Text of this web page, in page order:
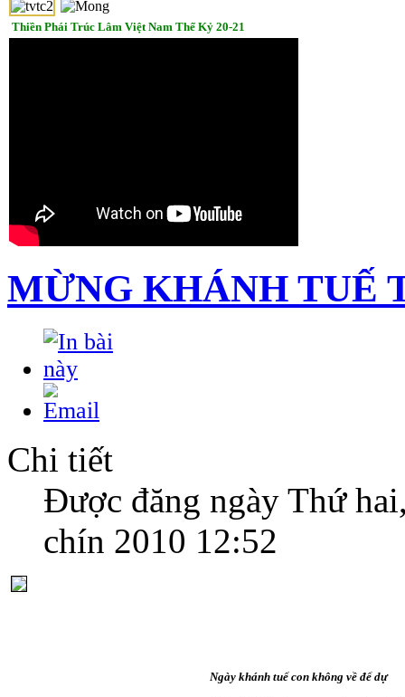
Thiền Phái Trúc Lâm Việt Nam Thế Kỷ 20-21
MỪNG KHÁNH TUẾ
Chi tiết
Được đăng ngày Thứ
chín 2010 12:52
Ngày khánh tuế con không về để dự